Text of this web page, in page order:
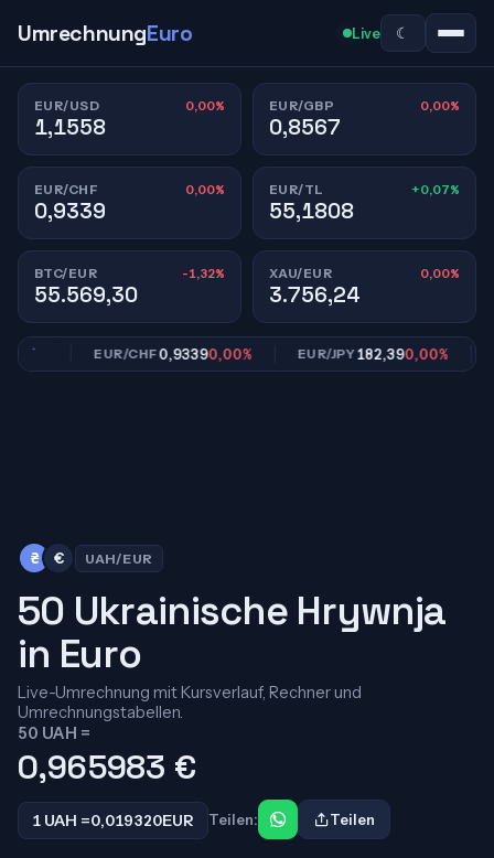
UmrechnungEuro Live ☾
EUR/USD 0,00%
1,1558
EUR/GBP 0,00%
0,8567
EUR/CHF 0,00%
0,9339
EUR/TL +0,07%
55,1808
BTC/EUR -1,32%
55.569,30
XAU/EUR 0,00%
3.756,24
EUR/CHF0,93390,00% EUR/JPY182,390,00%
₴ € UAH/EUR
50 Ukrainische Hrywnja
in Euro
Live-Umrechnung mit Kursverlauf, Rechner und
Umrechnungstabellen.
50 UAH =
0,965983 €
1 UAH =0,019320EUR Teilen: Teilen